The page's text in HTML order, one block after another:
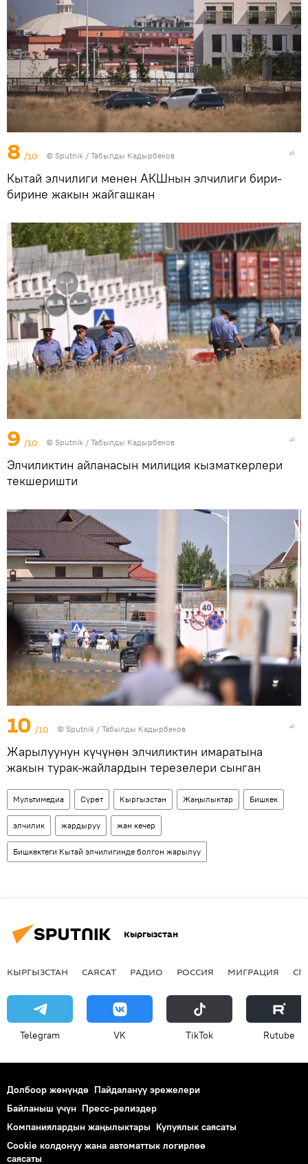
8 /10 © Sputnik / Табылды Кадырбеков
Кытай элчилиги менен АКШнын элчилиги бири-
бирине жакын жайгашкан
9 /10 © Sputnik / Табылды Кадырбеков
Элчиликтин айланасын милиция кызматкерлери
текшеришти
10 /10 © Sputnik / Табылды Кадырбеков
Жарылуунун күчүнөн элчиликтин имаратына
жакын турак-жайлардын терезелери сынган
Мультимедиа Сүрөт Кыргызстан Жаңылыктар Бишкек
элчилик жардыруу жан кечер
Бишкектеги Кытай элчилигинде болгон жарылуу
Кыргызстан
КЫРГЫЗСТАН САЯСАТ РАДИО РОССИЯ МИГРАЦИЯ
Telegram VK ТikТоk Rutube
Долбоор жөнүндө Пайдалануу эрежелери
Байланыш үчүн Пресс-релиздер
Компаниялардын жаңылыктары Купуялык саясаты
Cookie колдонуу жана автоматтык логирлөө
саясаты